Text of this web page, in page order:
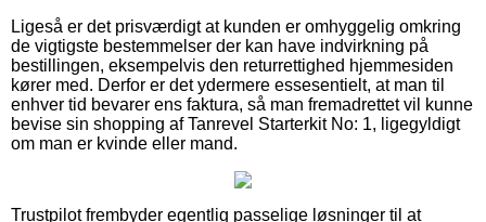
Ligeså er det prisværdigt at kunden er omhyggelig omkring
de vigtigste bestemmelser der kan have indvirkning på
bestillingen, eksempelvis den returrettighed hjemmesiden
kører med. Derfor er det ydermere essesentielt, at man til
enhver tid bevarer ens faktura, så man fremadrettet vil kunne
bevise sin shopping af Tanrevel Starterkit No: 1, ligegyldigt
om man er kvinde eller mand.
Trustpilot frembyder egentlig passelige løsninger til at